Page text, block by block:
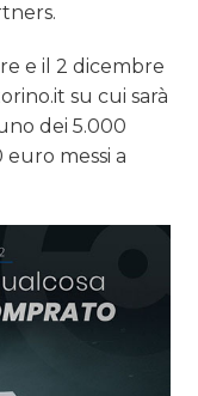
e il 2 dicembre
su cui sarà
dei 5.000
messi a